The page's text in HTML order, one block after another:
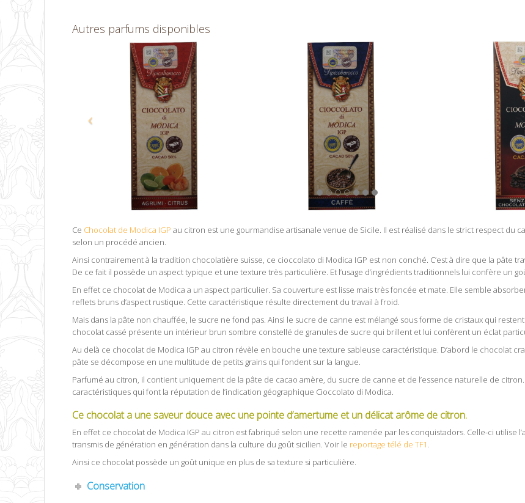
Autres parfums disponibles
Ce Chocolat de Modica IGP au citron est une gourmandise artisanale venue de Sicile. Il est réalisé dans le strict respect du
selon un procédé ancien.
Ainsi contrairement à la tradition chocolatière suisse, ce cioccolato di Modica IGP est non conché. C’est à dire que la pâte
De ce fait il possède un aspect typique et une texture très particulière. Et l’usage d’ingrédients traditionnels lui confère un
En effet ce chocolat de Modica a un aspect particulier. Sa couverture est lisse mais très foncée et mate. Elle semble
reflets bruns d’aspect rustique. Cette caractéristique résulte directement du travail à froid.
Mais dans la pâte non chauffée, le sucre ne fond pas. Ainsi le sucre de canne est mélangé sous forme de cristaux qui
chocolat cassé présente un intérieur brun sombre constellé de granules de sucre qui brillent et lui confèrent un éclat
Au delà ce chocolat de Modica IGP au citron révèle en bouche une texture sableuse caractéristique. D’abord le chocolat
pâte se décompose en une multitude de petits grains qui fondent sur la langue.
Parfumé au citron, il contient uniquement de la pâte de cacao amère, du sucre de canne et de l’essence naturelle de
caractéristiques qui font la réputation de l’indication géographique Cioccolato di Modica.
Ce chocolat a une saveur douce avec une pointe d’amertume et un délicat arôme de citron.
En effet ce chocolat de Modica IGP au citron est fabriqué selon une recette ramenée par les conquistadors. Celle-ci utilise
transmis de génération en génération dans la culture du goût sicilien. Voir le reportage télé de TF1.
Ainsi ce chocolat possède un goût unique en plus de sa texture si particulière.
Conservation